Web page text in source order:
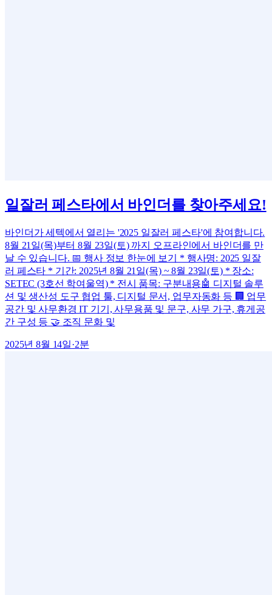
일잘러 페스타에서 바인더를 찾아주세요!
바인더가 세텍에서 열리는 '2025 일잘러 페스타'에 참여합니다.
8월 21일(목)부터 8월 23일(토) 까지 오프라인에서 바인더를 만
날 수 있습니다. 📅 행사 정보 한눈에 보기 * 행사명: 2025 일잘
러 페스타 * 기간: 2025년 8월 21일(목) ~ 8월 23일(토) * 장소:
SETEC (3호선 학여울역) * 전시 품목: 구분내용🤖 디지털 솔루
션 및 생산성 도구 협업 툴, 디지털 문서, 업무자동화 등 🏢 업무
공간 및 사무환경 IT 기기, 사무용품 및 문구, 사무 가구, 휴게공
간 구성 등 🤝 조직 문화 및
2025년 8월 14일·2분